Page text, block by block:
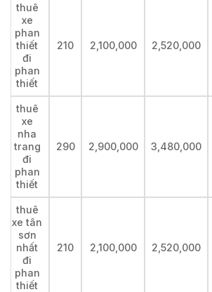
thuê
xe
phan
thiết
đi
phan
thiết
210 2,100,000 2,520,000
thuê
xe
nha
trang
đi
phan
thiết
290 2,900,000 3,480,000
thuê
xe tân
sơn
nhất
đi
phan
thiết
210 2,100,000 2,520,000